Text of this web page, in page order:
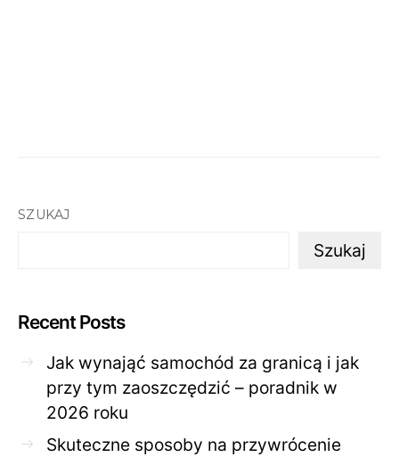
SZUKAJ
Szukaj
Recent Posts
Jak wynająć samochód za granicą i jak
przy tym zaoszczędzić – poradnik w
2026 roku
Skuteczne sposoby na przywrócenie